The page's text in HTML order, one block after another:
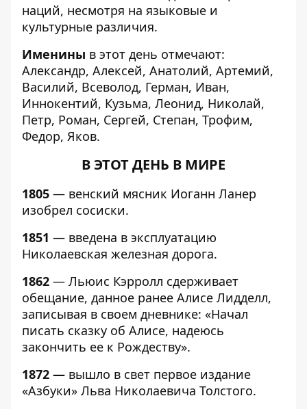
наций, несмотря на языковые и
культурные различия.
Именины в этот день отмечают:
Александр, Алексей, Анатолий, Артемий,
Василий, Всеволод, Герман, Иван,
Иннокентий, Кузьма, Леонид, Николай,
Петр, Роман, Сергей, Степан, Трофим,
Федор, Яков.
В ЭТОТ ДЕНЬ В МИРЕ
1805 — венский мясник Иоганн Ланер
изобрел сосиски.
1851 — введена в эксплуатацию
Николаевская железная дорога.
1862 — Льюис Кэрролл сдерживает
обещание, данное ранее Алисе Лидделл,
записывая в своем дневнике: «Начал
писать сказку об Алисе, надеюсь
закончить ее к Рождеству».
1872 — вышло в свет первое издание
«Азбуки» Льва Николаевича Толстого.